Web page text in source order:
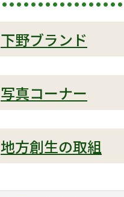
下野ブランド
写真コーナー
地方創生の取組